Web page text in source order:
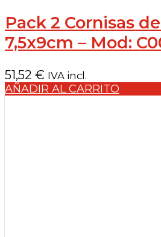
Pack 2 Cornisas
7,5x9cm – Mod:
51,52 € IVA incl.
AÑADIR AL CARRITO